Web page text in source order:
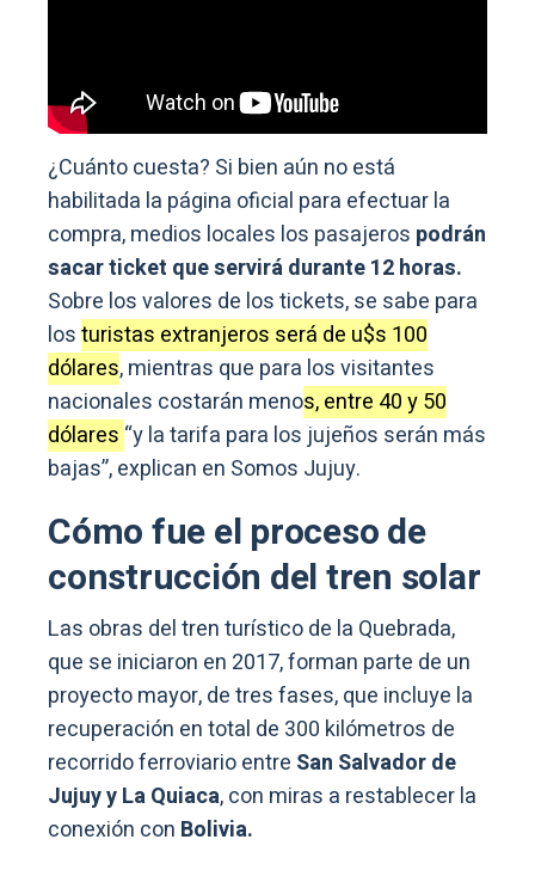
¿Cuánto cuesta? Si bien aún no está
habilitada la página oficial para efectuar la
compra, medios locales los pasajeros podrán
sacar ticket que servirá durante 12 horas.
Sobre los valores de los tickets, se sabe para
losturistas extranjeros será de u$s 100
dólares, mientras que para los visitantes
nacionales costarán menos, entre 40 y 50
dólares “y la tarifa para los jujeños serán más
bajas”, explican en Somos Jujuy.
Cómo fue el proceso de
construcción del tren solar
Las obras del tren turístico de la Quebrada,
que se iniciaron en 2017, forman parte de un
proyecto mayor, de tres fases, que incluye la
recuperación en total de 300 kilómetros de
recorrido ferroviario entre San Salvador de
Jujuy y La Quiaca, con miras a restablecer la
conexión con Bolivia.